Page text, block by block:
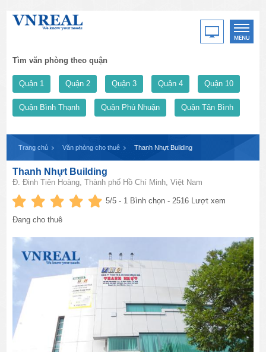
Tìm văn phòng theo quận
Quận 1 Quận 2 Quận 3 Quận 4 Quận 10
Quận Bình Thạnh Quận Phú Nhuận Quận Tân Bình
Trang chủ Văn phòng cho thuê Thanh Nhựt Building
Thanh Nhựt Building
Đ. Đinh Tiên Hoàng, Thành phố Hồ Chí Minh, Việt Nam
5/5 - 1 Bình chọn - 2516 Lượt xem
Đang cho thuê